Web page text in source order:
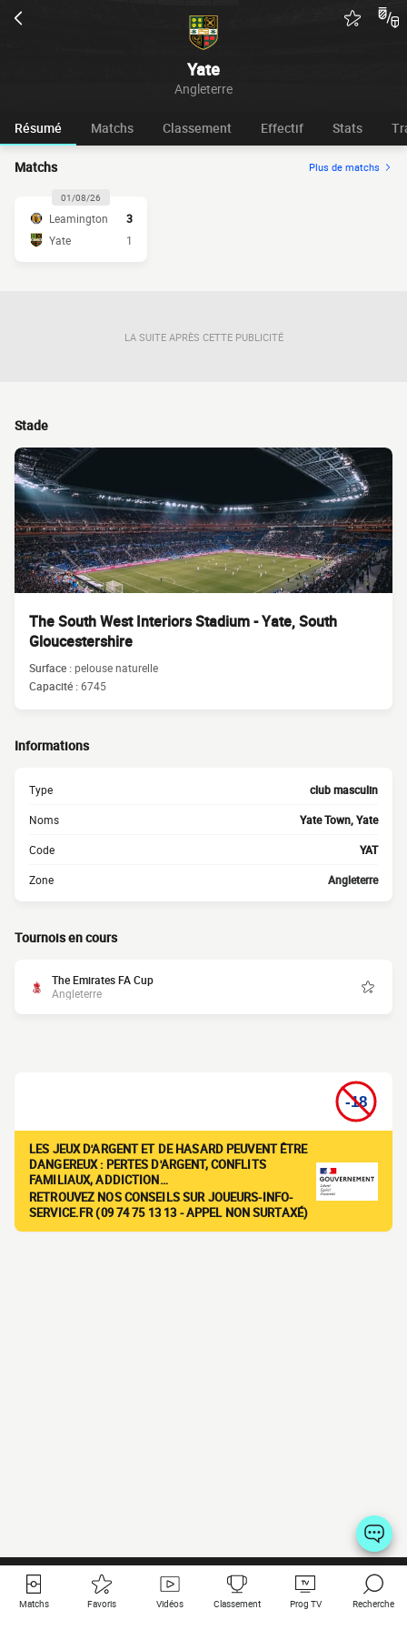
Yate
Angleterre
Résumé Matchs Classement Effectif Stats
Matchs Plus de matchs
01/08/26
Leamington
3
Yate
1
LA SUITE APRÈS CETTE PUBLICITÉ
Stade
The South West Interiors Stadium - Yate, South
Gloucestershire
Surface :pelouse naturelle
Capacité :6745
Informations
Type club masculin
Noms Yate Town, Yate
Code YAT
Zone Angleterre
Tournois en cours
The Emirates FA Cup
Angleterre
LES JEUX D'ARGENT ET DE HASARD PEUVENT ÊTRE
DANGEREUX : PERTES D'ARGENT, CONFLITS
FAMILIAUX, ADDICTION…
RETROUVEZ NOS CONSEILS SUR JOUEURS-INFO-
SERVICE.FR (09 74 75 13 13 - APPEL NON SURTAXÉ)
Matchs Favoris Vidéos Classement Prog TV Recherche